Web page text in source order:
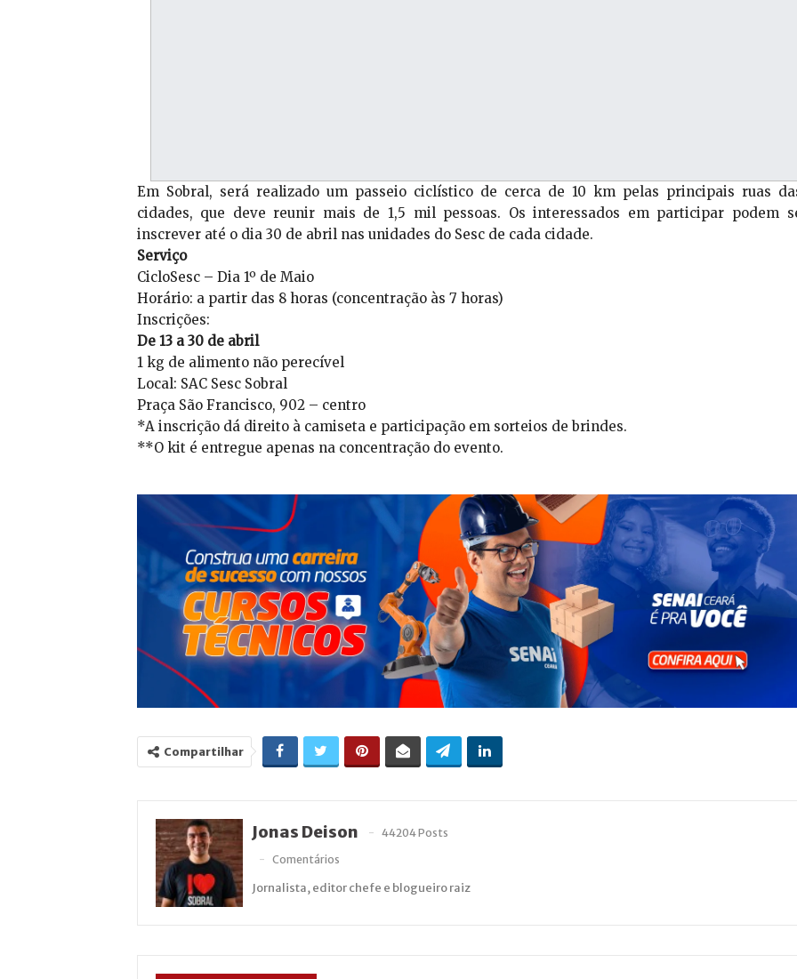
Em Sobral, será realizado um passeio ciclístico de cerca de 10 km pelas principais ruas
cidades, que deve reunir mais de 1,5 mil pessoas. Os interessados em participar podem
inscrever até o dia 30 de abril nas unidades do Sesc de cada cidade.
Serviço
CicloSesc – Dia 1º de Maio
Horário: a partir das 8 horas (concentração às 7 horas)
Inscrições:
De 13 a 30 de abril
1 kg de alimento não perecível
Local: SAC Sesc Sobral
Praça São Francisco, 902 – centro
*A inscrição dá direito à camiseta e participação em sorteios de brindes.
**O kit é entregue apenas na concentração do evento.
Compartilhar
Jonas Deison
44204 Posts
Comentários
Jornalista, editor chefe e blogueiro raiz